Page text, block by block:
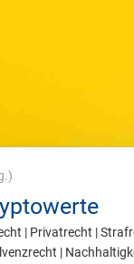
| Privatrecht |
|